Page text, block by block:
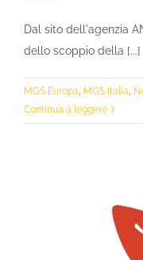
Dal sito dell'agenzia
dello scoppio della [...]
MGS Europa, MGS Italia,
Continua a leggere